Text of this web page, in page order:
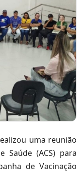
uma reunião
Saúde (ACS) para
de Vacinação